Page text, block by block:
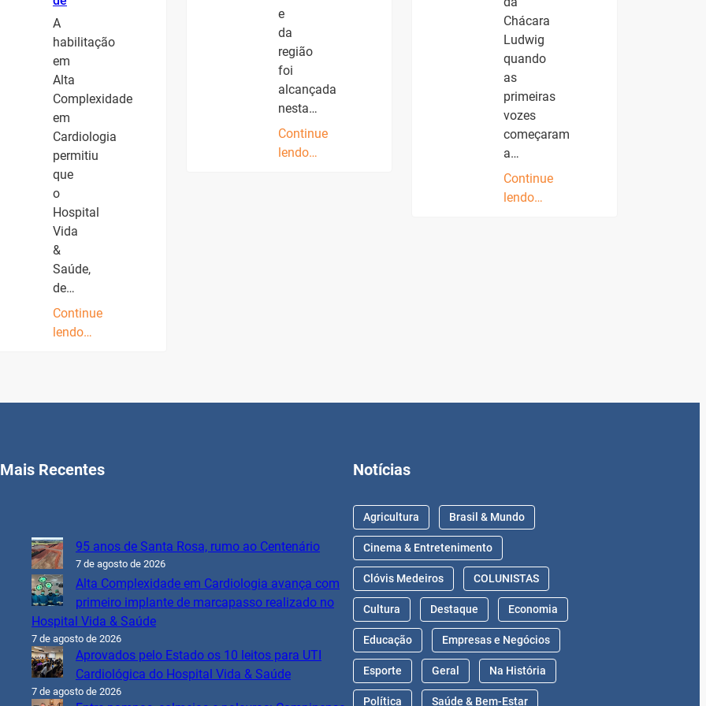
A
habilitação
em
Alta
Complexidade
em
Cardiologia
permitiu
que
o
Hospital
Vida
&
Saúde,
de…
Continue
lendo…
e
da
região
foi
alcançada
nesta…
Continue
lendo…
Chácara
Ludwig
quando
as
primeiras
vozes
começaram
a…
Continue
lendo…
Mais Recentes
95 anos de Santa Rosa, rumo ao Centenário
7 de agosto de 2026
Alta Complexidade em Cardiologia avança com
primeiro implante de marcapasso realizado no
Hospital Vida & Saúde
7 de agosto de 2026
Aprovados pelo Estado os 10 leitos para UTI
Cardiológica do Hospital Vida & Saúde
7 de agosto de 2026
Notícias
Agricultura Brasil & Mundo
Cinema & Entretenimento
Clóvis Medeiros COLUNISTAS
Cultura Destaque Economia
Educação Empresas e Negócios
Esporte Geral Na História
Política Saúde & Bem-Estar